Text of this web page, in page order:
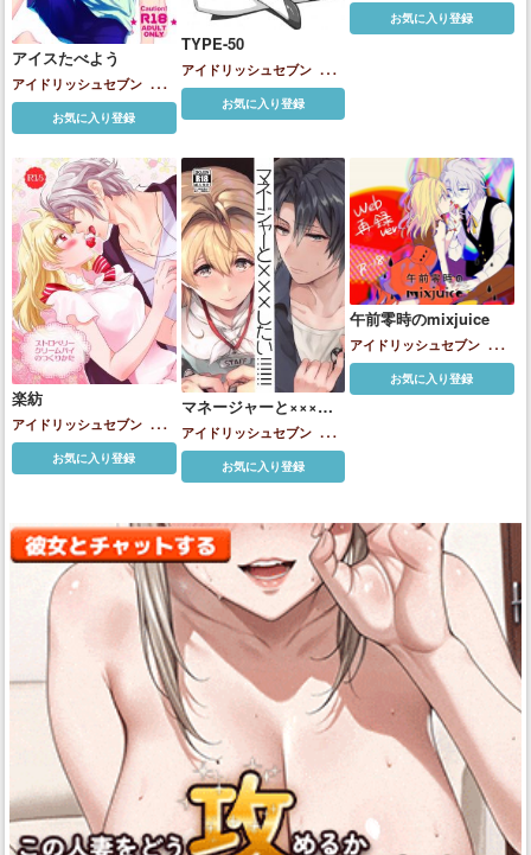
アイスたべよう
アイドリッシュセブン 小鳥
遊紡
お気に入り登録
TYPE-50
アイドリッシュセブン 小鳥
遊紡
お気に入り登録
遊紡
お気に入り登録
楽紡
アイドリッシュセブン 小鳥
遊紡
お気に入り登録
マネージャーと×××し
たい！！！！！！
アイドリッシュセブン 小鳥
遊紡
お気に入り登録
午前零時のmixjuice
アイドリッシュセブン 小鳥
遊紡
お気に入り登録